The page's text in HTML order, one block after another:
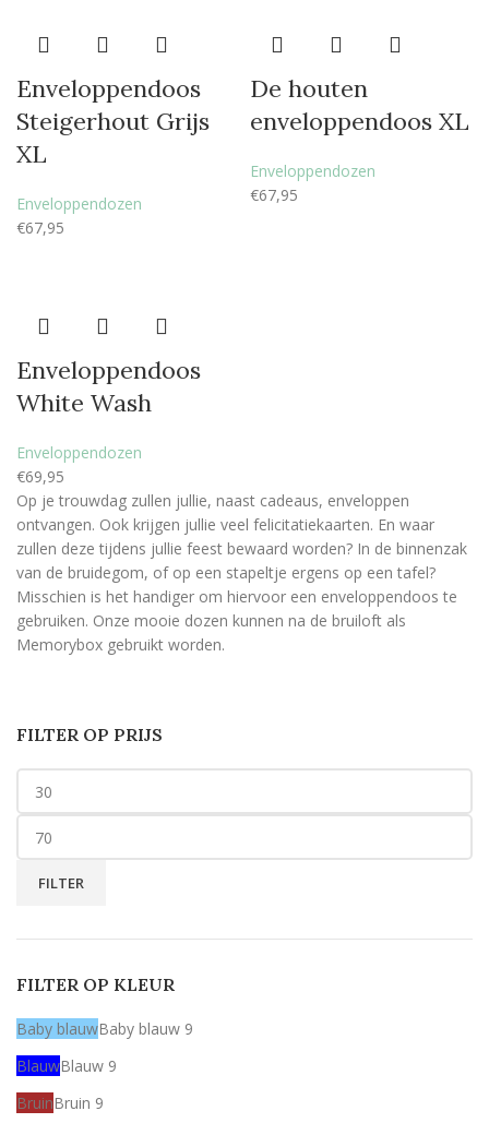
FILTER OP PRIJS
FILTER
FILTER OP KLEUR
Baby blauwBaby blauw 9
BlauwBlauw 9
BruinBruin 9
Enveloppendoos
Steigerhout Grijs
XL
Enveloppendozen
€67,95
De houten
enveloppendoos XL
Enveloppendozen
€67,95
Enveloppendoos
White Wash
Enveloppendozen
€69,95
Op je trouwdag zullen jullie, naast cadeaus, enveloppen
ontvangen. Ook krijgen jullie veel felicitatiekaarten. En waar
zullen deze tijdens jullie feest bewaard worden? In de binnenzak
van de bruidegom, of op een stapeltje ergens op een tafel?
Misschien is het handiger om hiervoor een enveloppendoos te
gebruiken. Onze mooie dozen kunnen na de bruiloft als
Memorybox gebruikt worden.